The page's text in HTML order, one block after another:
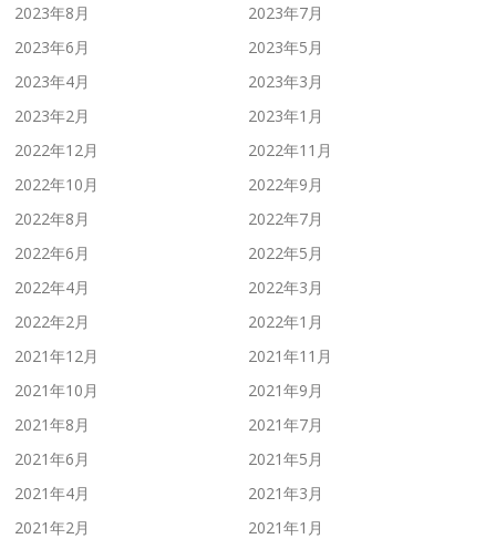
2023年8月
2023年7月
2023年6月
2023年5月
2023年4月
2023年3月
2023年2月
2023年1月
2022年12月
2022年11月
2022年10月
2022年9月
2022年8月
2022年7月
2022年6月
2022年5月
2022年4月
2022年3月
2022年2月
2022年1月
2021年12月
2021年11月
2021年10月
2021年9月
2021年8月
2021年7月
2021年6月
2021年5月
2021年4月
2021年3月
2021年2月
2021年1月